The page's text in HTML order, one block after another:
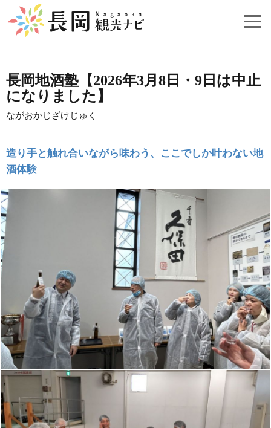
長岡地酒塾【2026年3月8日・9日は中止
になりました】
ながおかじざけじゅく
造り手と触れ合いながら味わう、ここでしか叶わない地
酒体験